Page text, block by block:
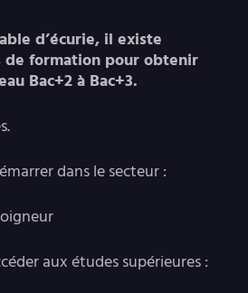
d’écurie, il existe
formation pour obtenir
Bac+2 à Bac+3.
dans le secteur :
aux études supérieures :